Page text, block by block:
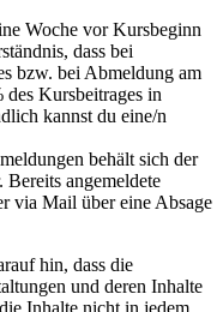
Woche vor Kursbeginn
dass bei
bzw. bei Abmeldung am
des Kursbeitrages in
kannst du eine/n
behält sich der
Bereits angemeldete
via Mail über eine Absage
hin, dass die
und deren Inhalte
Inhalte nicht in jedem